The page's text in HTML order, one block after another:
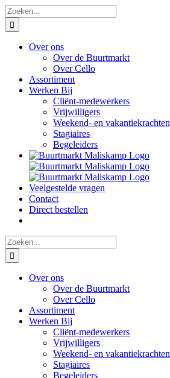
Ga
naar
inhoud
Zoeken
naar:
Over ons
Over de Buurtmarkt
Over Cello
Assortiment
Werken Bij
Cliënt-medewerkers
Vrijwilligers
Weekend- en vakantiekrachten
Stagiaires
Begeleiders
Veelgestelde vragen
Contact
Direct bestellen
Zoeken
naar:
Over ons
Over de Buurtmarkt
Over Cello
Assortiment
Werken Bij
Cliënt-medewerkers
Vrijwilligers
Weekend- en vakantiekrachten
Stagiaires
Begeleiders